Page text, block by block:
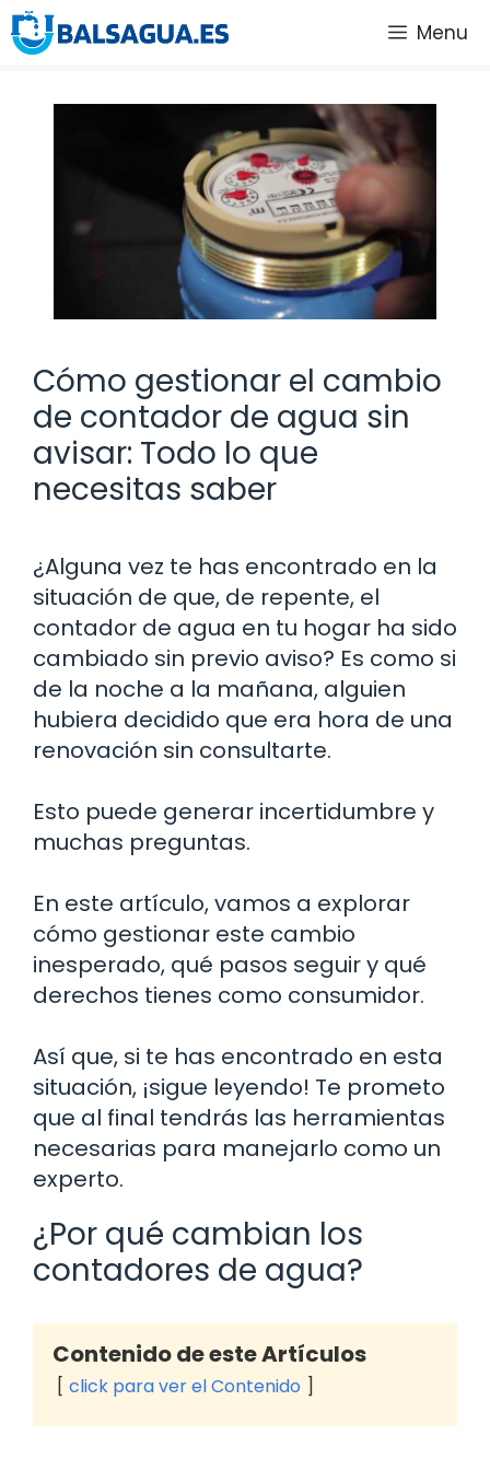
Saltar
al
Menu
Cómo gestionar el cambio
de contador de agua sin
avisar: Todo lo que
necesitas saber
¿Alguna vez te has encontrado en la
situación de que, de repente, el
contador de agua en tu hogar ha sido
cambiado sin previo aviso? Es como si
de la noche a la mañana, alguien
hubiera decidido que era hora de una
renovación sin consultarte.
Esto puede generar incertidumbre y
muchas preguntas.
En este artículo, vamos a explorar
cómo gestionar este cambio
inesperado, qué pasos seguir y qué
derechos tienes como consumidor.
Así que, si te has encontrado en esta
situación, ¡sigue leyendo! Te prometo
que al final tendrás las herramientas
necesarias para manejarlo como un
experto.
¿Por qué cambian los
contadores de agua?
Contenido de este Artículos
click para ver el Contenido